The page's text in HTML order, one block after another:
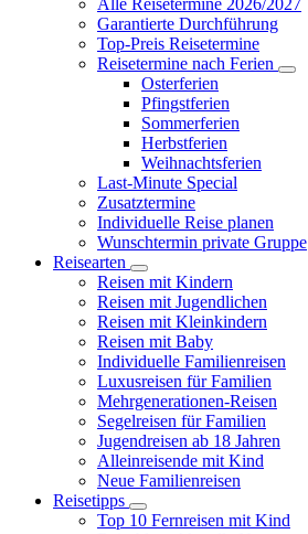
Alle Reisetermine 2026/2027
Garantierte Durchführung
Top-Preis Reisetermine
Reisetermine nach Ferien
Osterferien
Pfingstferien
Sommerferien
Herbstferien
Weihnachtsferien
Last-Minute Special
Zusatztermine
Individuelle Reise planen
Wunschtermin private Gruppe
Reisearten
Reisen mit Kindern
Reisen mit Jugendlichen
Reisen mit Kleinkindern
Reisen mit Baby
Individuelle Familienreisen
Luxusreisen für Familien
Mehrgenerationen-Reisen
Segelreisen für Familien
Jugendreisen ab 18 Jahren
Alleinreisende mit Kind
Neue Familienreisen
Reisetipps
Top 10 Fernreisen mit Kind